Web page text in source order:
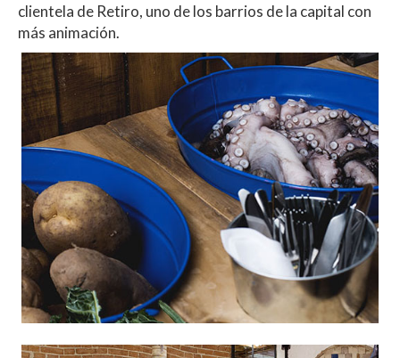
clientela de Retiro, uno de los barrios de la capital con
más animación.